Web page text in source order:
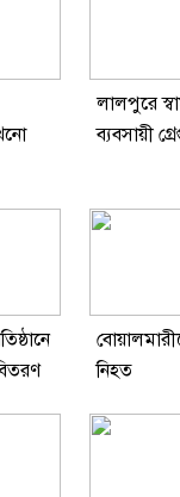
লালপুরে
ব্যবসায়ী
নিহত